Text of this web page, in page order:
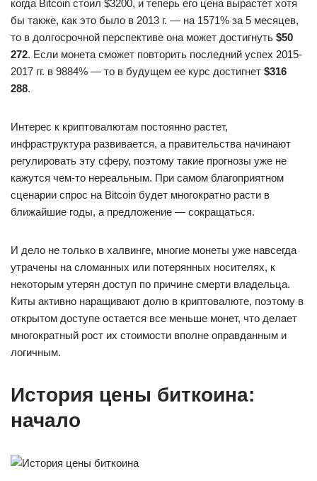
когда Bitcoin стоил $3200, и теперь его цена вырастет хотя
бы также, как это было в 2013 г. — на 1571% за 5 месяцев,
то в долгосрочной перспективе она может достигнуть $50
272. Если монета сможет повторить последний успех 2015-
2017 гг. в 9884% — то в будущем ее курс достигнет $316
288.
Интерес к криптовалютам постоянно растет,
инфраструктура развивается, а правительства начинают
регулировать эту сферу, поэтому такие прогнозы уже не
кажутся чем-то нереальным. При самом благоприятном
сценарии спрос на Bitcoin будет многократно расти в
ближайшие годы, а предложение — сокращаться.
И дело не только в халвинге, многие монеты уже навсегда
утрачены на сломанных или потерянных носителях, к
некоторым утерян доступ по причине смерти владельца.
Киты активно наращивают долю в криптовалюте, поэтому в
открытом доступе остается все меньше монет, что делает
многократный рост их стоимости вполне оправданным и
логичным.
История цены биткоина:
начало